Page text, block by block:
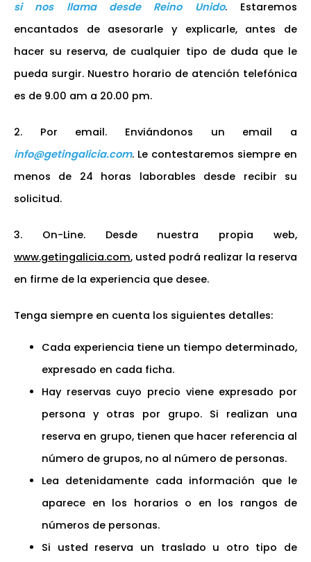
si nos llama desde Reino Unido. Estaremos
encantados de asesorarle y explicarle, antes de
hacer su reserva, de cualquier tipo de duda que le
pueda surgir. Nuestro horario de atención telefónica
es de 9.00 am a 20.00 pm.
2. Por email. Enviándonos un email a
info@getingalicia.com. Le contestaremos siempre en
menos de 24 horas laborables desde recibir su
solicitud.
3. On-Line. Desde nuestra propia web,
www.getingalicia.com, usted podrá realizar la reserva
en firme de la experiencia que desee.
Tenga siempre en cuenta los siguientes detalles:
Cada experiencia tiene un tiempo determinado,
expresado en cada ficha.
Hay reservas cuyo precio viene expresado por
persona y otras por grupo. Si realizan una
reserva en grupo, tienen que hacer referencia al
número de grupos, no al número de personas.
Lea detenidamente cada información que le
aparece en los horarios o en los rangos de
números de personas.
Si usted reserva un traslado u otro tipo de